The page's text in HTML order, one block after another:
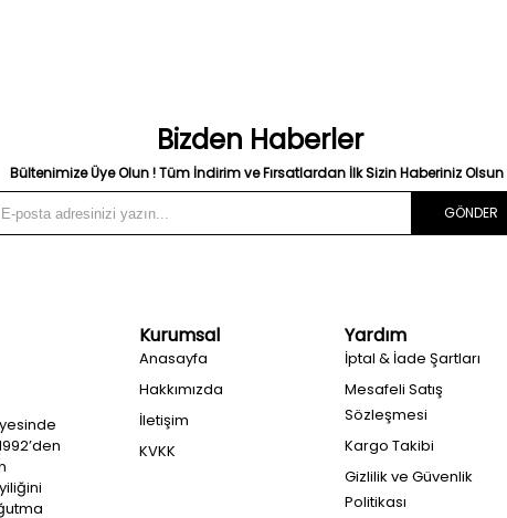
Bizden Haberler
Bültenimize Üye Olun ! Tüm İndirim ve Fırsatlardan İlk Sizin Haberiniz Olsun
GÖNDER
Kurumsal
Anasayfa
Hakkımızda
İletişim
KVKK
Yardım
İptal & İade Şartları
Mesafeli Satış
Sözleşmesi
Kargo Takibi
Gizlilik ve Güvenlik
Politikası